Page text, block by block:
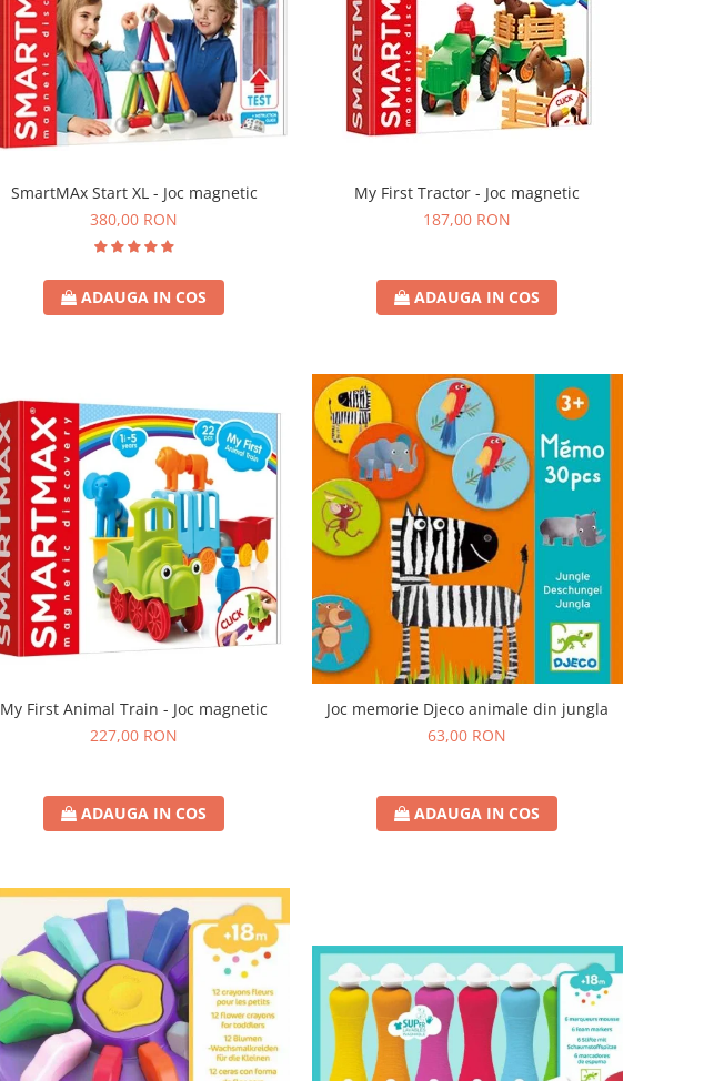
SmartMAx Start XL - Joc magnetic
380,00 RON
ADAUGA IN COS
My First Tractor - Joc magnetic
187,00 RON
ADAUGA IN COS
My First Animal Train - Joc magnetic
227,00 RON
ADAUGA IN COS
Joc memorie Djeco animale din jungla
63,00 RON
ADAUGA IN COS